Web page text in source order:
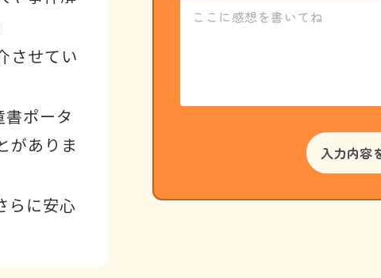
させてい
ポータ
がありま
らに安心